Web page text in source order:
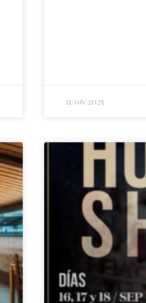
11/06/2025